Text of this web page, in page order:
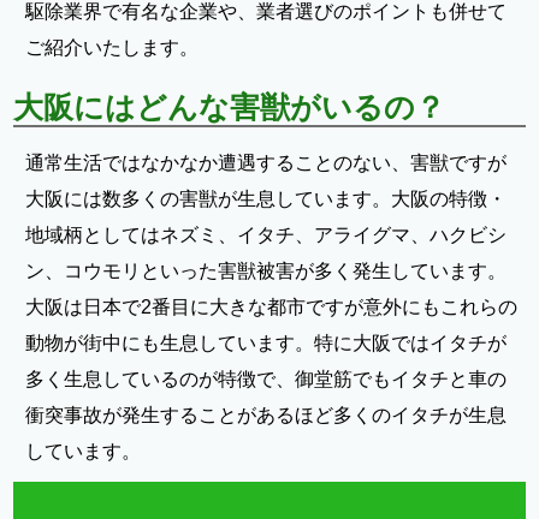
駆除業界で有名な企業や、業者選びのポイントも併せて
ご紹介いたします。
大阪にはどんな害獣がいるの？
通常生活ではなかなか遭遇することのない、害獣ですが
大阪には数多くの害獣が生息しています。大阪の特徴・
地域柄としてはネズミ、イタチ、アライグマ、ハクビシ
ン、コウモリといった害獣被害が多く発生しています。
大阪は日本で2番目に大きな都市ですが意外にもこれらの
動物が街中にも生息しています。特に大阪ではイタチが
多く生息しているのが特徴で、御堂筋でもイタチと車の
衝突事故が発生することがあるほど多くのイタチが生息
しています。